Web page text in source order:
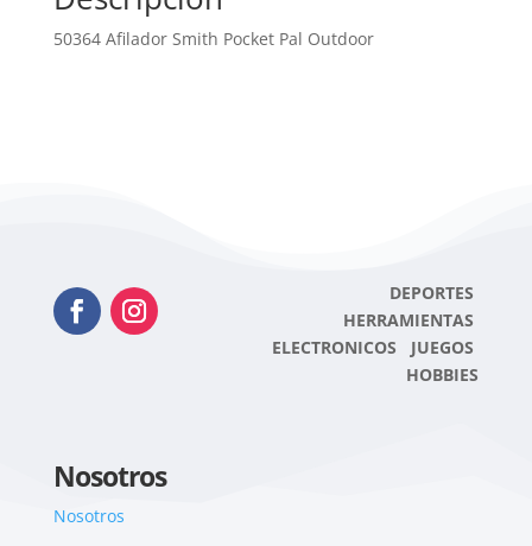
50364 Afilador Smith Pocket Pal Outdoor
DEPORTES
HERRAMIENTAS
ELECTRONICOS JUEGOS
HOBBIES
Nosotros
Nosotros